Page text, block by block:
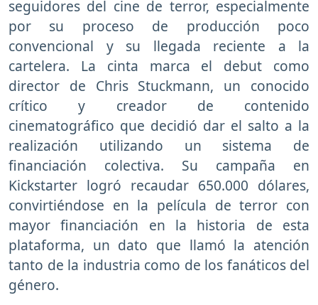
seguidores del cine de terror, especialmente
por su proceso de producción poco
convencional y su llegada reciente a la
cartelera. La cinta marca el debut como
director de Chris Stuckmann, un conocido
crítico y creador de contenido
cinematográfico que decidió dar el salto a la
realización utilizando un sistema de
financiación colectiva. Su campaña en
Kickstarter logró recaudar 650.000 dólares,
convirtiéndose en la película de terror con
mayor financiación en la historia de esta
plataforma, un dato que llamó la atención
tanto de la industria como de los fanáticos del
género.